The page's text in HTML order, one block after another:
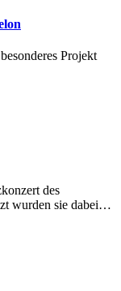
Projekt
des
wurden sie dabei…